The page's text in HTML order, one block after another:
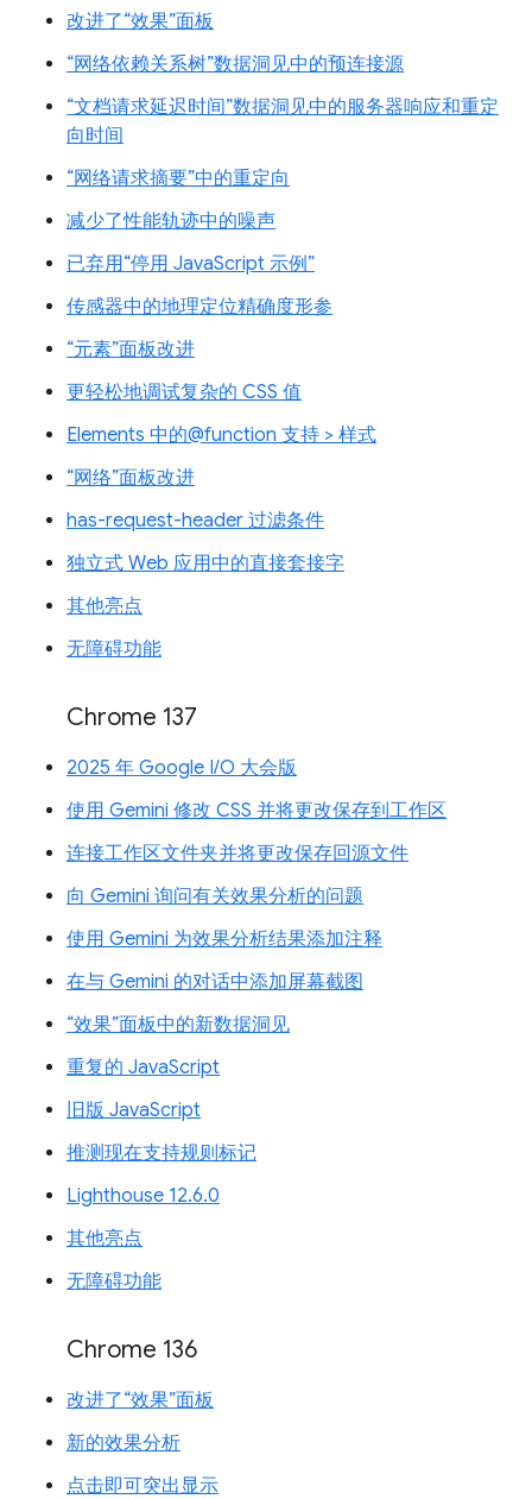
改进了“效果”面板
“网络依赖关系树”数据洞见中的预连接源
“文档请求延迟时间”数据洞见中的服务器响应和重定
向时间
“网络请求摘要”中的重定向
减少了性能轨迹中的噪声
已弃用“停用 JavaScript 示例”
传感器中的地理定位精确度形参
“元素”面板改进
更轻松地调试复杂的 CSS 值
Elements 中的@function 支持 > 样式
“网络”面板改进
has-request-header 过滤条件
独立式 Web 应用中的直接套接字
其他亮点
无障碍功能
Chrome 137
2025 年 Google I/O 大会版
使用 Gemini 修改 CSS 并将更改保存到工作区
连接工作区文件夹并将更改保存回源文件
向 Gemini 询问有关效果分析的问题
使用 Gemini 为效果分析结果添加注释
在与 Gemini 的对话中添加屏幕截图
“效果”面板中的新数据洞见
重复的 JavaScript
旧版 JavaScript
推测现在支持规则标记
Lighthouse 12.6.0
其他亮点
无障碍功能
Chrome 136
改进了“效果”面板
新的效果分析
点击即可突出显示